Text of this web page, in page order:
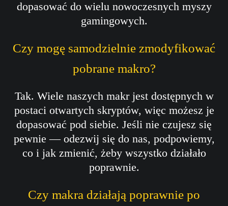
dopasować do wielu nowoczesnych myszy
gamingowych.
Czy mogę samodzielnie zmodyfikować
pobrane makro?
Tak. Wiele naszych makr jest dostępnych w
postaci otwartych skryptów, więc możesz je
dopasować pod siebie. Jeśli nie czujesz się
pewnie — odezwij się do nas, podpowiemy,
co i jak zmienić, żeby wszystko działało
poprawnie.
Czy makra działają poprawnie po